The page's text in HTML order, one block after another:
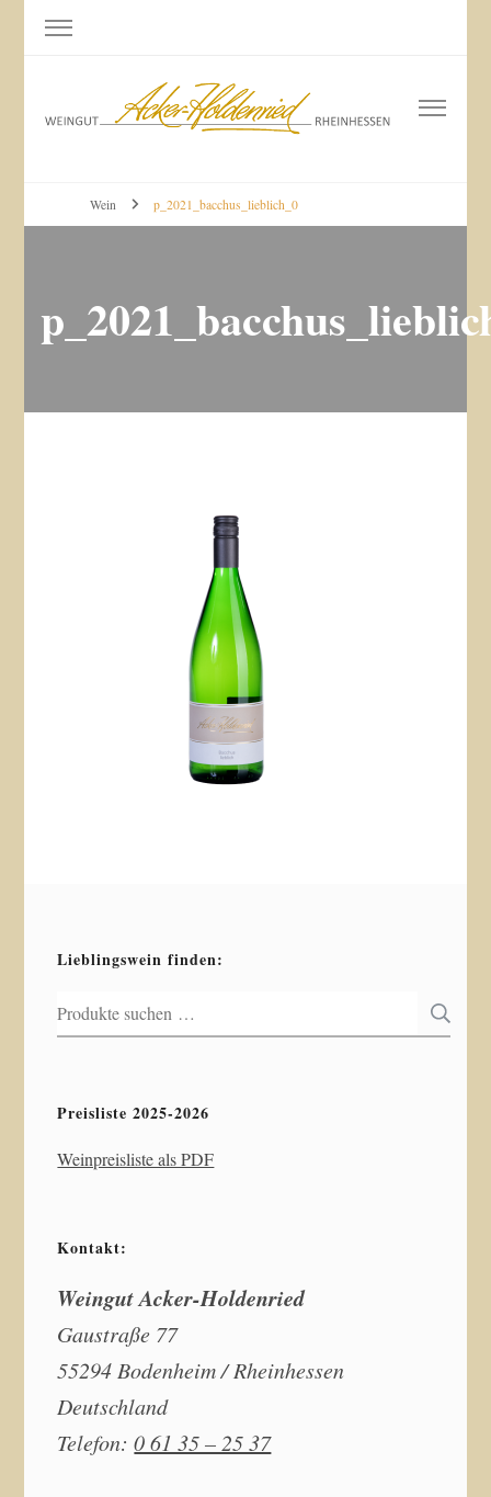
Weingut Acker-Holdenried
Bodenheim RHEINHESSEN
Wein p_2021_bacchus_lieblich_0
Lieblingswein finden:
Suchen
nach:
Preisliste 2025-2026
Weinpreisliste als PDF
Kontakt:
Weingut Acker-Holdenried
Gaustraße 77
55294 Bodenheim / Rheinhessen
Deutschland
Telefon:0 61 35 – 25 37